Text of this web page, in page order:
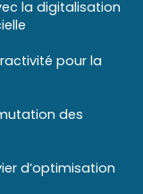
la digitalisation
pour la
des
d’optimisation